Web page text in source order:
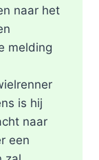
naar het
melding
is hij
naar
een